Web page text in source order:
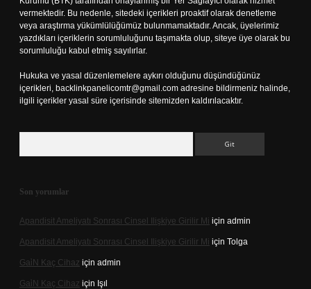
vermektedir. Bu nedenle, sitedeki içerikleri proaktif olarak denetleme
veya araştırma yükümlülüğümüz bulunmamaktadır. Ancak, üyelerimiz
yazdıkları içeriklerin sorumluluğunu taşımakta olup, siteye üye olarak bu
sorumluluğu kabul etmiş sayılırlar.
Hukuka ve yasal düzenlemelere aykırı olduğunu düşündüğünüz
içerikleri, backlinkpanelicomtr@gmail.com adresine bildirmeniz halinde,
ilgili içerikler yasal süre içerisinde sitemizden kaldırılacaktır.
Son yorumlar
Apandisit Ameliyatı Sonrası Cinsel Ilişkiye Girilir Mi için admin
Apandisit Ameliyatı Sonrası Cinsel Ilişkiye Girilir Mi için Tolga
Gai̇N Kaç Cihaz için admin
Gai̇N Kaç Cihaz için Işıl